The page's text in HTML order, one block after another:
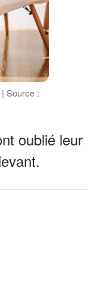
Source :
oublié leur